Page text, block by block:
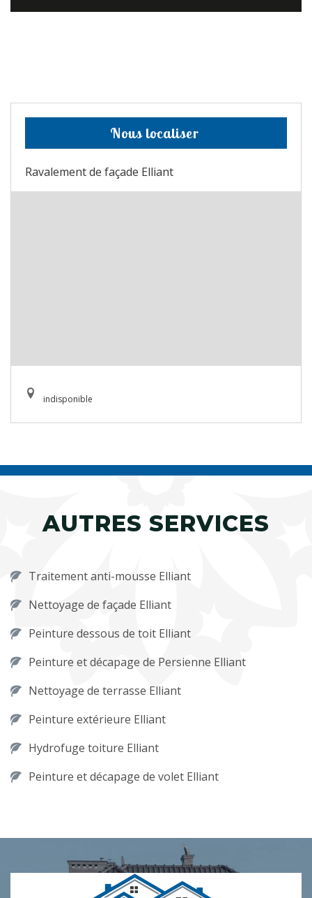
Nous localiser
Ravalement de façade Elliant
indisponible
AUTRES SERVICES
Traitement anti-mousse Elliant
Nettoyage de façade Elliant
Peinture dessous de toit Elliant
Peinture et décapage de Persienne Elliant
Nettoyage de terrasse Elliant
Peinture extérieure Elliant
Hydrofuge toiture Elliant
Peinture et décapage de volet Elliant